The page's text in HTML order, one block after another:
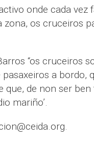
onde cada vez
os cruceiros
“os cruceiros
a bordo,
que, de non ser
mariño’.